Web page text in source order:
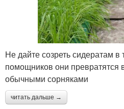
Не дайте созреть сидератам в
помощников они превратятся
обычными сорняками
читать дальше →